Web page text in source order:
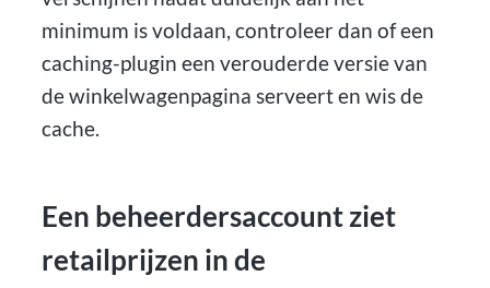
minimum is voldaan, controleer dan of een
caching-plugin een verouderde versie van
de winkelwagenpagina serveert en wis de
cache.
Een beheerdersaccount ziet
retailprijzen in de